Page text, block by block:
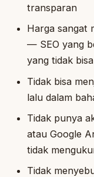
transparan
Harga sangat
— SEO yang
yang tidak
Tidak bisa
lalu dalam
Tidak punya
atau Google
tidak
Tidak